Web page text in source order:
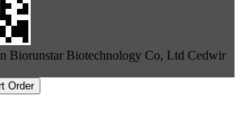
Biorunstar Biotechnology Co, Ltd Cedwir
Order